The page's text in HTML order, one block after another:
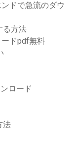
ドで急流のダウ
る方法
ドpdf無料
ロード
法